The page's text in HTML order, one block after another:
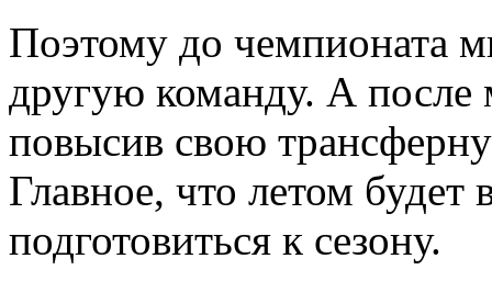
Поэтому до чемпионата
другую команду. А после
повысив свою
Главное, что летом
подготовиться к сезону.